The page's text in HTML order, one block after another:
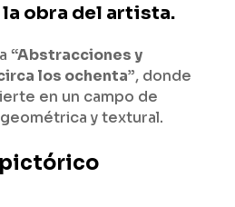
obra del artista.
“Abstracciones y
los ochenta”, donde
en un campo de
y textural.
pictórico